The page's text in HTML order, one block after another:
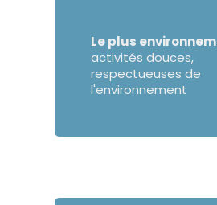
Le plus
activités douces,
respectueuses de
l'environnement